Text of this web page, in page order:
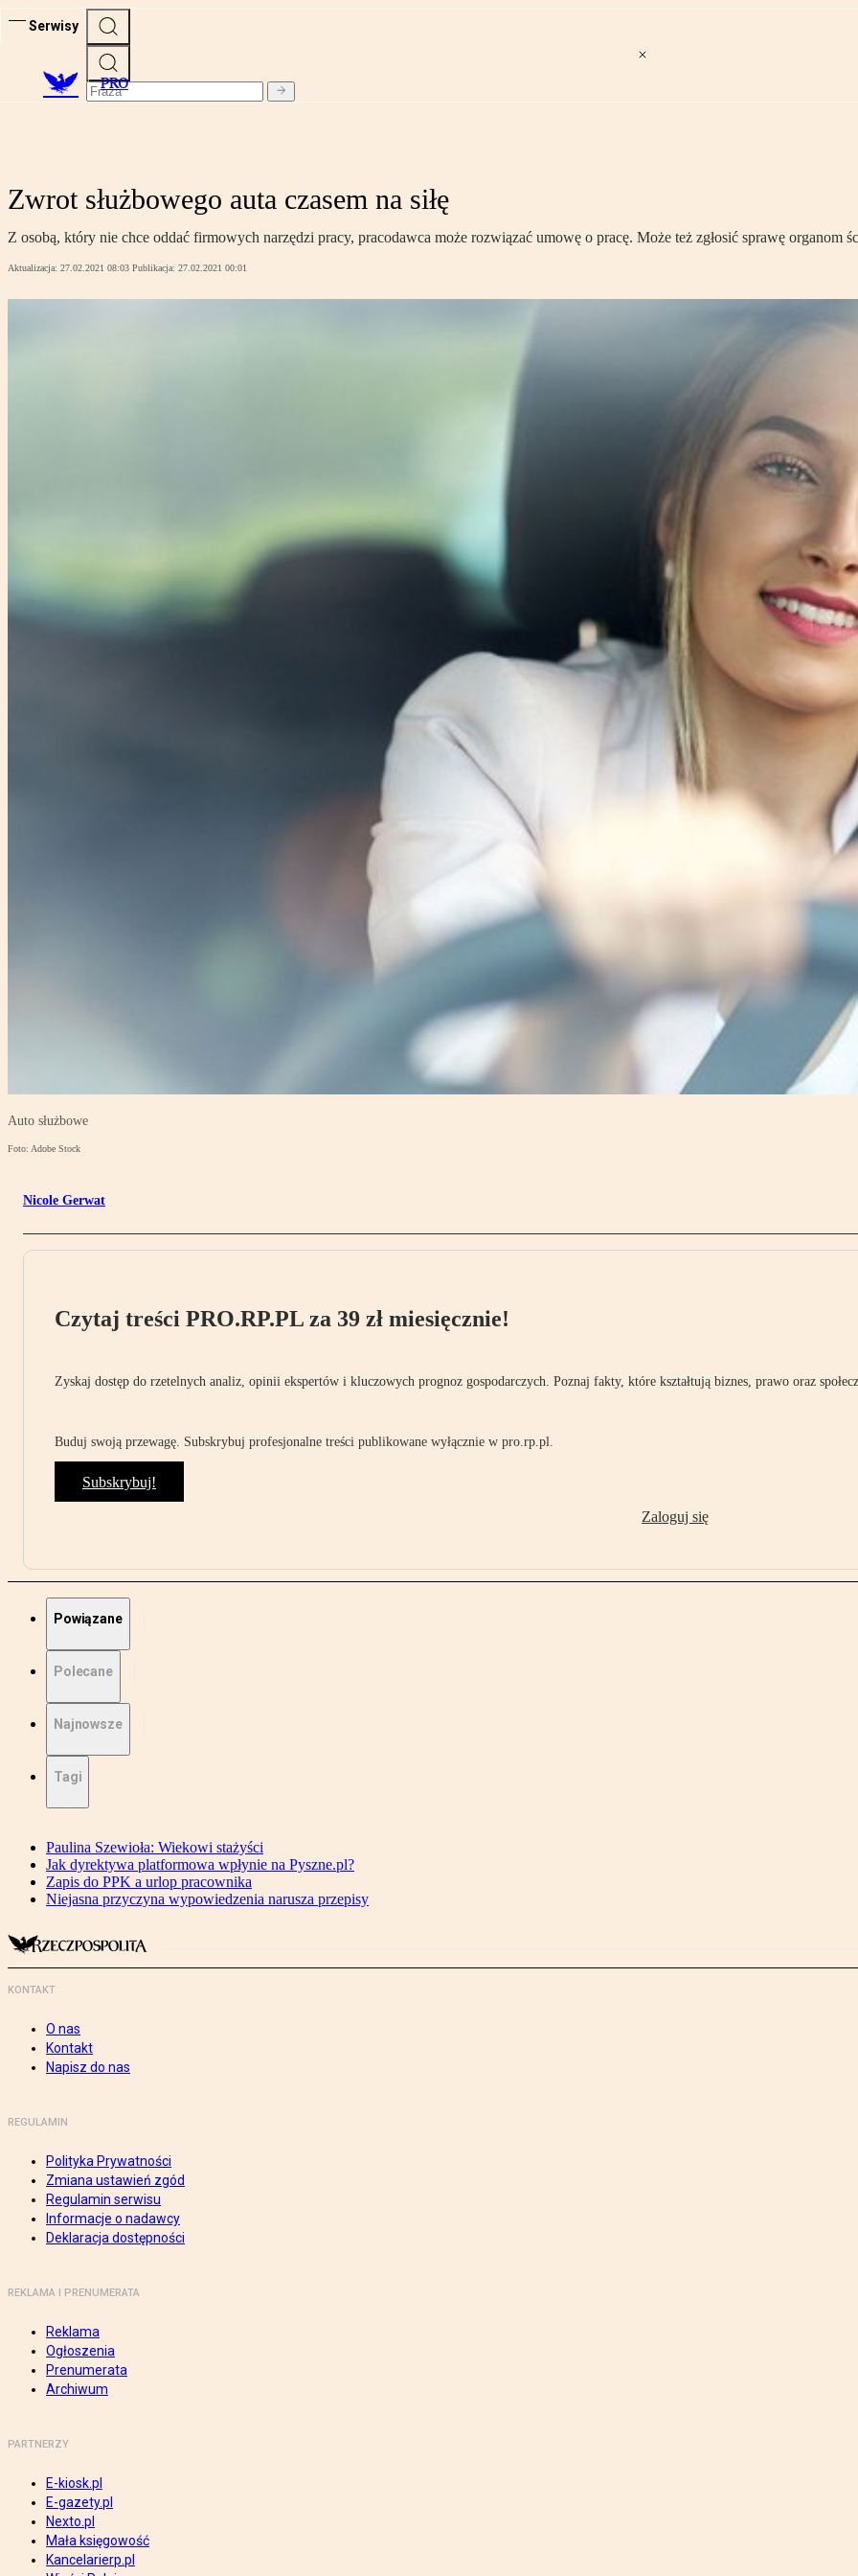
Serwisy
PRO
Zwrot służbowego auta czasem na siłę
Z osobą, który nie chce oddać firmowych narzędzi pracy, pracodawca może rozwiązać umowę o pracę. Może też zgłosić sprawę organom
Aktualizacja: 27.02.2021 08:03 Publikacja: 27.02.2021 00:01
Auto służbowe
Foto: Adobe Stock
Nicole Gerwat
Czytaj treści PRO.RP.PL za 39 zł miesięcznie!
Zyskaj dostęp do rzetelnych analiz, opinii ekspertów i kluczowych prognoz gospodarczych. Poznaj fakty, które kształtują biznes, prawo oraz
Buduj swoją przewagę. Subskrybuj profesjonalne treści publikowane wyłącznie w pro.rp.pl.
Subskrybuj!
Zaloguj się
Powiązane
Polecane
Najnowsze
Tagi
Paulina Szewioła: Wiekowi stażyści
Jak dyrektywa platformowa wpłynie na Pyszne.pl?
Zapis do PPK a urlop pracownika
Niejasna przyczyna wypowiedzenia narusza przepisy
KONTAKT
O nas
Kontakt
Napisz do nas
REGULAMIN
Polityka Prywatności
Zmiana ustawień zgód
Regulamin serwisu
Informacje o nadawcy
Deklaracja dostępności
REKLAMA I PRENUMERATA
Reklama
Ogłoszenia
Prenumerata
Archiwum
PARTNERZY
E-kiosk.pl
E-gazety.pl
Nexto.pl
Mała księgowość
Kancelarierp.pl